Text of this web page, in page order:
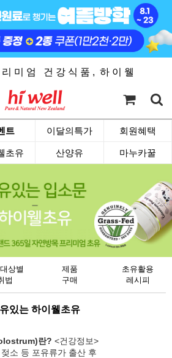
미 엄 건 강 식 품 , 하 이 웰
트 이달의특가 회원혜택
초유 산양유 마누카꿀
상별
법
제품
구매
초유활용
레시피
있는 하이웰초유
란? <건강정보>
소 등 포유류가 출산 후